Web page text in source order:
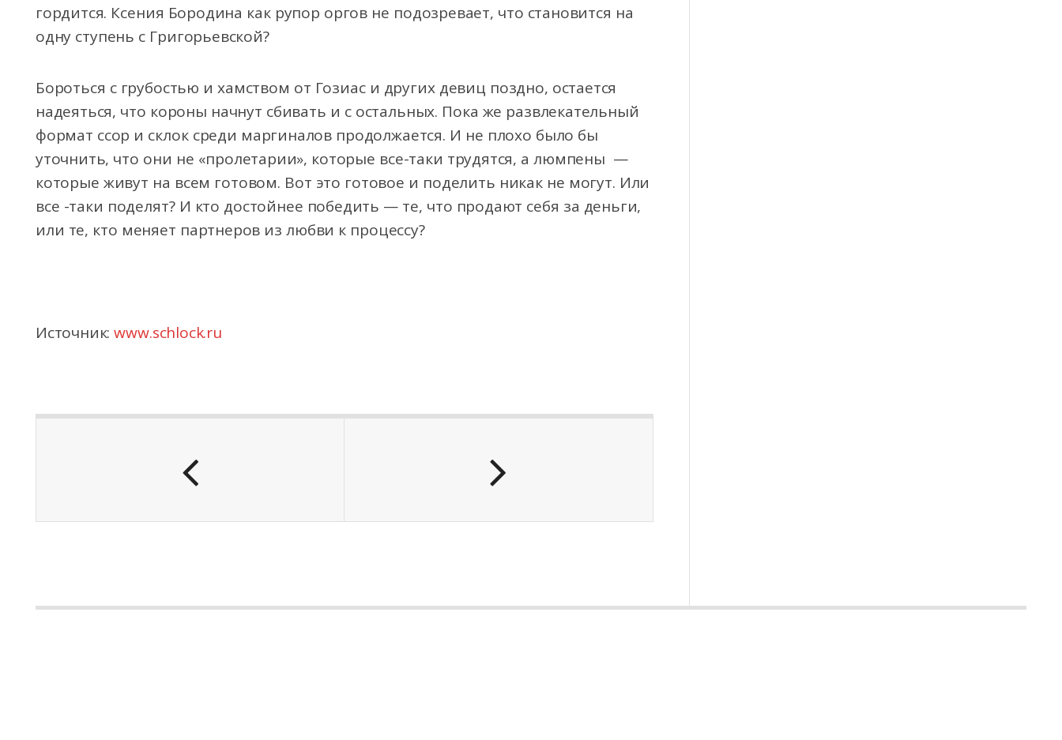
гордится. Ксения Бородина как рупор оргов не подозревает, что становится на
одну ступень с Григорьевской?
Бороться с грубостью и хамством от Гозиас и других девиц поздно, остается
надеяться, что короны начнут сбивать и с остальных. Пока же развлекательный
формат ссор и склок среди маргиналов продолжается. И не плохо было бы
уточнить, что они не «пролетарии», которые все-таки трудятся, а люмпены —
которые живут на всем готовом. Вот это готовое и поделить никак не могут. Или
все -таки поделят? И кто достойнее победить — те, что продают себя за деньги,
или те, кто меняет партнеров из любви к процессу?
Источник:www.schlock.ru